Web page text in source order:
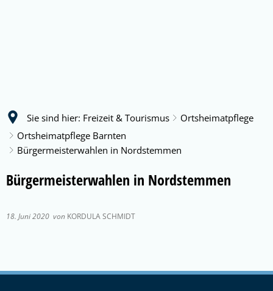
Sie sind hier: Freizeit & Tourismus
Ortsheimatpflege
Ortsheimatpflege Barnten
Bürgermeisterwahlen in Nordstemmen
Bürgermeisterwahlen in Nordstemmen
18. Juni 2020 von KORDULA SCHMIDT